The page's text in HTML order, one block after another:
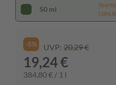
50 ml
-5% UVP: 20,29 €
19,24 €
384,80 € / 1 l